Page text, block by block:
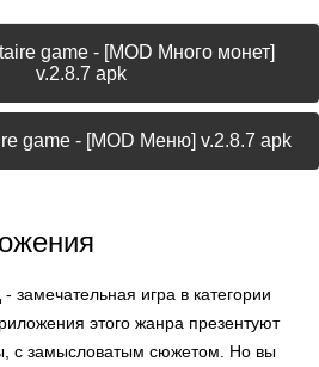
game - [MOD Много монет]
v.2.8.7 apk
game - [MOD Меню] v.2.8.7 apk
- замечательная игра в категории
этого жанра презентуют
с замысловатым сюжетом. Но вы